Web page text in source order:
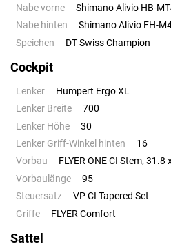
Nabe vorne
Shimano Alivio HB-
Nabe hinten
Shimano Alivio FH-
Speichen
DT Swiss Champion
Cockpit
Lenker
Humpert Ergo XL
Lenker Breite
700
Lenker Höhe
30
Lenker Griff-Winkel hinten
16
Vorbau
FLYER ONE CI Stem,
Vorbaulänge
95
Steuersatz
VP CI Tapered Set
Griffe
FLYER Comfort
Sattel